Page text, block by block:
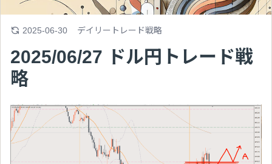
2025-06-30 デイリートレード戦略
2025/06/27 ドル円トレード戦
略